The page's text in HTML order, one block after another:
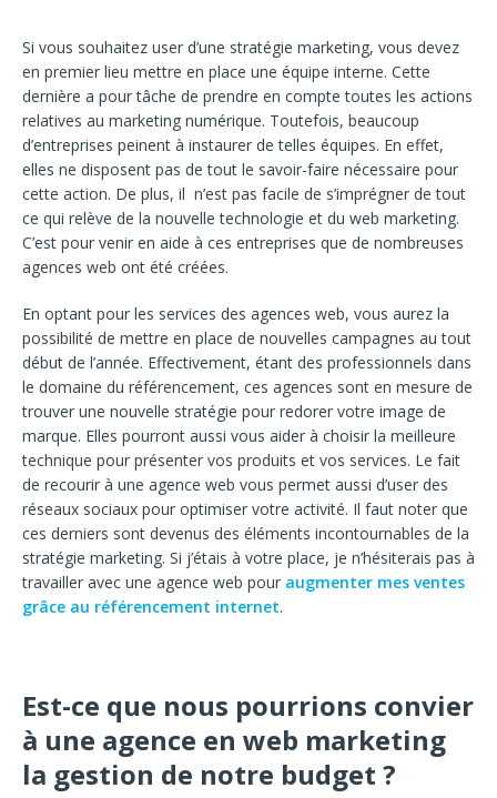
Si vous souhaitez user d’une stratégie marketing, vous devez
en premier lieu mettre en place une équipe interne. Cette
dernière a pour tâche de prendre en compte toutes les actions
relatives au marketing numérique. Toutefois, beaucoup
d’entreprises peinent à instaurer de telles équipes. En effet,
elles ne disposent pas de tout le savoir-faire nécessaire pour
cette action. De plus, il n’est pas facile de s’imprégner de tout
ce qui relève de la nouvelle technologie et du web marketing.
C’est pour venir en aide à ces entreprises que de nombreuses
agences web ont été créées.
En optant pour les services des agences web, vous aurez la
possibilité de mettre en place de nouvelles campagnes au tout
début de l’année. Effectivement, étant des professionnels dans
le domaine du référencement, ces agences sont en mesure de
trouver une nouvelle stratégie pour redorer votre image de
marque. Elles pourront aussi vous aider à choisir la meilleure
technique pour présenter vos produits et vos services. Le fait
de recourir à une agence web vous permet aussi d’user des
réseaux sociaux pour optimiser votre activité. Il faut noter que
ces derniers sont devenus des éléments incontournables de la
stratégie marketing. Si j’étais à votre place, je n’hésiterais pas à
travailler avec une agence web pour augmenter mes ventes
grâce au référencement internet.
Est-ce que nous pourrions convier
à une agence en web marketing
la gestion de notre budget ?